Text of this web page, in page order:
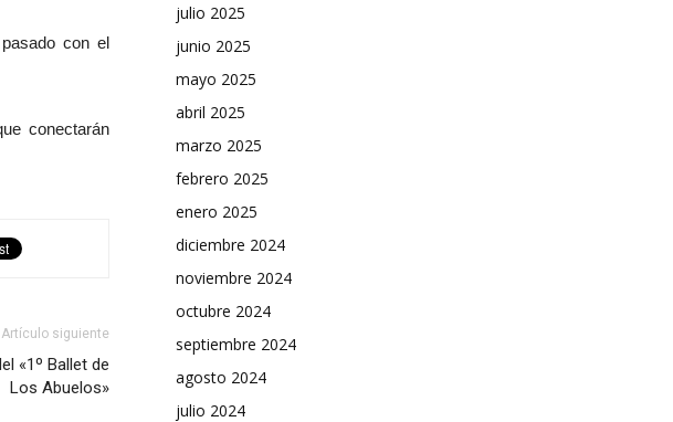
con el
conectarán
Artículo siguiente
«1º Ballet de
Los Abuelos»
julio 2025
junio 2025
mayo 2025
abril 2025
marzo 2025
febrero 2025
enero 2025
diciembre 2024
noviembre 2024
octubre 2024
septiembre 2024
agosto 2024
julio 2024